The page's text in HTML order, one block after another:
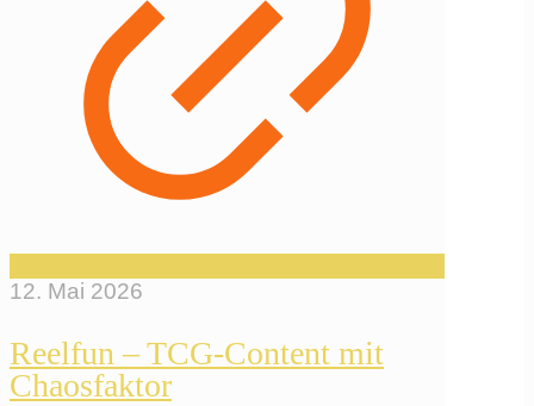
12. Mai 2026
Reelfun – TCG-Content mit
Chaosfaktor